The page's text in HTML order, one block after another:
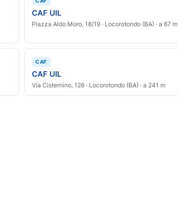
CAF UIL
Piazza Aldo Moro, 18/19 · Locorotondo (BA) · a 67 m
CAF
CAF UIL
Via Cisternino, 126 · Locorotondo (BA) · a 241 m